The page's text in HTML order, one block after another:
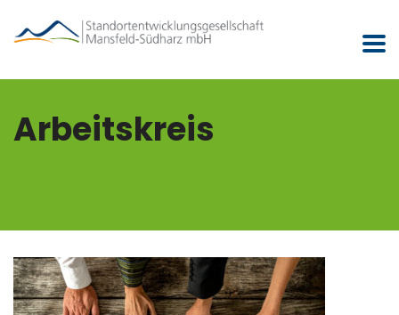
Arbeitskreis